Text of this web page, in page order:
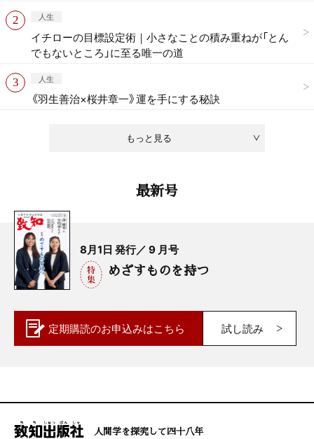
もっと見る
人生
イチローの目標設定術｜小さなことの積み重ねが「とん
でもないところ」に至る唯一の道
人生
《羽生善治×桜井章一》運を手にする秘訣
最新号
8月1日 発行／ 9 月号
めざすものを持つ
定期購読のお申込みはこちら 試し読み
人間学を探究して四十八年